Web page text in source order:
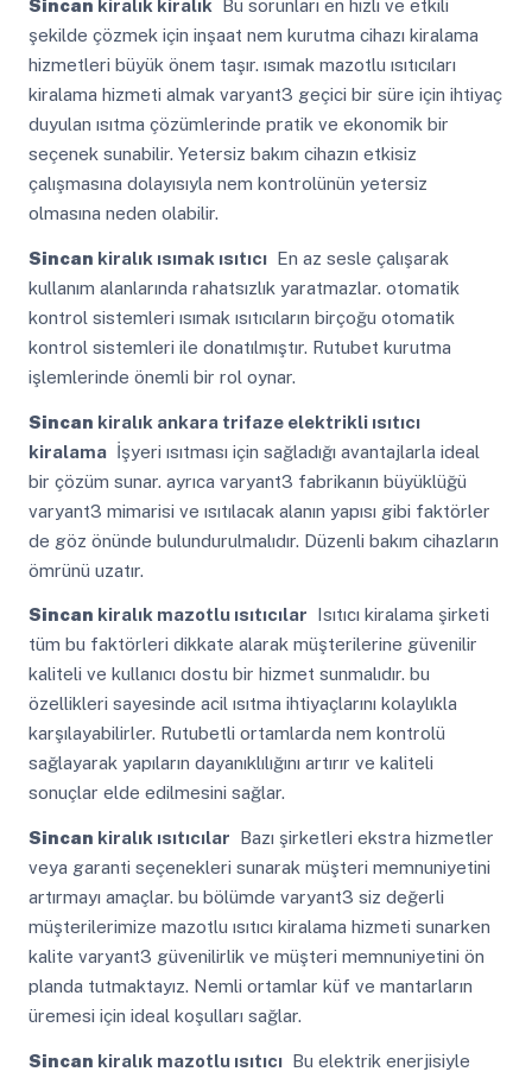
Sincan kiralık kiralıkBu sorunları en hızlı ve etkili
şekilde çözmek için inşaat nem kurutma cihazı kiralama
hizmetleri büyük önem taşır. ısımak mazotlu ısıtıcıları
kiralama hizmeti almak varyant3 geçici bir süre için ihtiyaç
duyulan ısıtma çözümlerinde pratik ve ekonomik bir
seçenek sunabilir. Yetersiz bakım cihazın etkisiz
çalışmasına dolayısıyla nem kontrolünün yetersiz
olmasına neden olabilir.
Sincan kiralık ısımak ısıtıcıEn az sesle çalışarak
kullanım alanlarında rahatsızlık yaratmazlar. otomatik
kontrol sistemleri ısımak ısıtıcıların birçoğu otomatik
kontrol sistemleri ile donatılmıştır. Rutubet kurutma
işlemlerinde önemli bir rol oynar.
Sincan kiralık ankara trifaze elektrikli ısıtıcı
kiralamaİşyeri ısıtması için sağladığı avantajlarla ideal
bir çözüm sunar. ayrıca varyant3 fabrikanın büyüklüğü
varyant3 mimarisi ve ısıtılacak alanın yapısı gibi faktörler
de göz önünde bulundurulmalıdır. Düzenli bakım cihazların
ömrünü uzatır.
Sincan kiralık mazotlu ısıtıcılar Isıtıcı kiralama şirketi
tüm bu faktörleri dikkate alarak müşterilerine güvenilir
kaliteli ve kullanıcı dostu bir hizmet sunmalıdır. bu
özellikleri sayesinde acil ısıtma ihtiyaçlarını kolaylıkla
karşılayabilirler. Rutubetli ortamlarda nem kontrolü
sağlayarak yapıların dayanıklılığını artırır ve kaliteli
sonuçlar elde edilmesini sağlar.
Sincan kiralık ısıtıcılar Bazı şirketleri ekstra hizmetler
veya garanti seçenekleri sunarak müşteri memnuniyetini
artırmayı amaçlar. bu bölümde varyant3 siz değerli
müşterilerimize mazotlu ısıtıcı kiralama hizmeti sunarken
kalite varyant3 güvenilirlik ve müşteri memnuniyetini ön
planda tutmaktayız. Nemli ortamlar küf ve mantarların
üremesi için ideal koşulları sağlar.
Sincan kiralık mazotlu ısıtıcıBu elektrik enerjisiyle